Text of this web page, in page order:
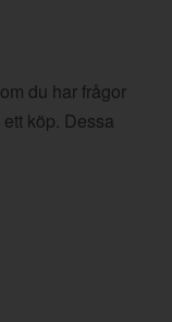
du har frågor
köp. Dessa